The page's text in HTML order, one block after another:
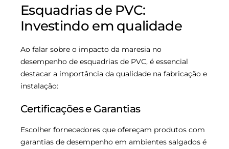
Esquadrias de PVC:
Investindo em qualidade
Ao falar sobre o impacto da maresia no
desempenho de esquadrias de PVC, é essencial
destacar a importância da qualidade na fabricação e
instalação:
Certificações e Garantias
Escolher fornecedores que ofereçam produtos com
garantias de desempenho em ambientes salgados é